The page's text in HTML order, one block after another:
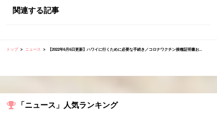
関連する記事
トップ ニュース 【2022年6月6日更新】ハワイに行くために必要な手続き／コロナワクチン接種証明書お...
「ニュース」人気ランキング